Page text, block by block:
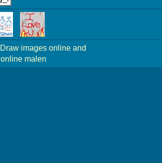
Draw images online and
online malen